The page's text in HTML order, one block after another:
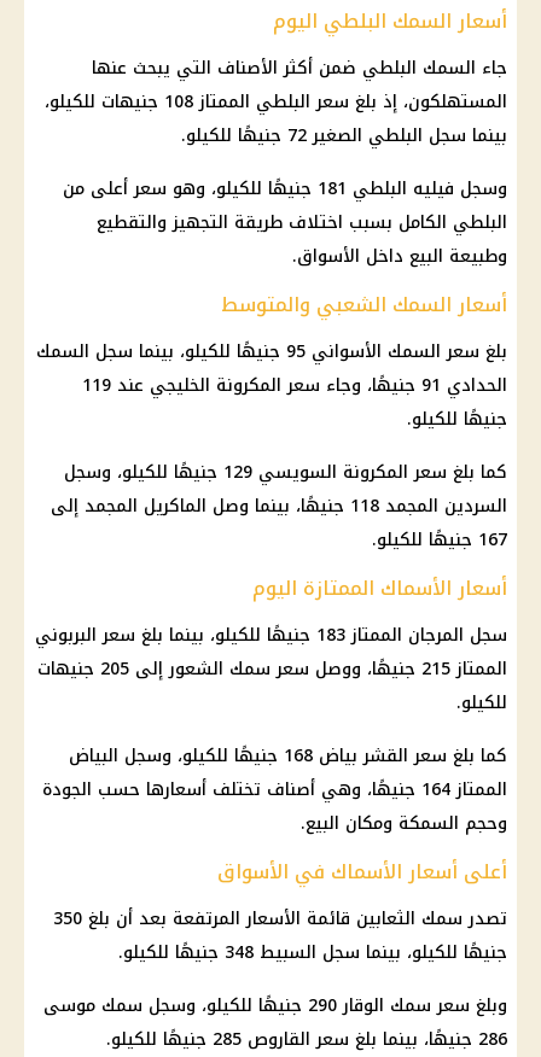
أسعار السمك البلطي اليوم
جاء السمك البلطي ضمن أكثر الأصناف التي يبحث عنها
المستهلكون، إذ بلغ سعر البلطي الممتاز 108 جنيهات للكيلو،
بينما سجل البلطي الصغير 72 جنيهًا للكيلو.
وسجل فيليه البلطي 181 جنيهًا للكيلو، وهو سعر أعلى من
البلطي الكامل بسبب اختلاف طريقة التجهيز والتقطيع
وطبيعة البيع داخل الأسواق.
أسعار السمك الشعبي والمتوسط
بلغ سعرالسمك الأسواني 95 جنيهًا للكيلو، بينما سجل
السمك
الحدادي 91 جنيهًا، وجاء سعر المكرونة الخليجي عند 119
جنيهًا للكيلو.
كما بلغ سعر المكرونة السويسي 129 جنيهًا للكيلو، وسجل
السردين المجمد 118 جنيهًا، بينما وصل الماكريل المجمد إلى
167 جنيهًا للكيلو.
أسعار الأسماك الممتازة اليوم
سجل المرجان الممتاز 183 جنيهًا للكيلو، بينما بلغ سعر البربوني
الممتاز 215 جنيهًا، ووصل سعر
سمك
الشعور إلى 205 جنيهات
للكيلو.
كما بلغ سعر القشر بياض 168 جنيهًا للكيلو، وسجل البياض
الممتاز 164 جنيهًا، وهي أصناف تختلف أسعارها حسب الجودة
وحجم السمكة ومكان البيع.
أعلى أسعار الأسماك في الأسواق
تصدر سمك الثعابين قائمة الأسعار المرتفعة بعد أن بلغ 350
جنيهًا للكيلو، بينما سجل السبيط 348 جنيهًا للكيلو.
وبلغ سعر سمك الوقار 290 جنيهًا للكيلو، وسجل سمك موسى
286 جنيهًا، بينما بلغ سعر القاروص 285 جنيهًا للكيلو.